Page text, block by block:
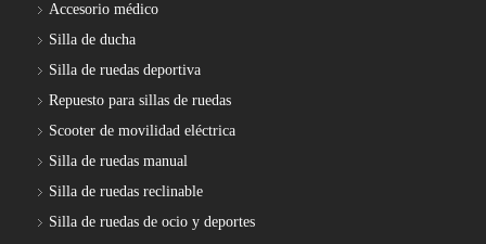
Accesorio médico
Silla de ducha
Silla de ruedas deportiva
Repuesto para sillas de ruedas
Scooter de movilidad eléctrica
Silla de ruedas manual
Silla de ruedas reclinable
Silla de ruedas de ocio y deportes